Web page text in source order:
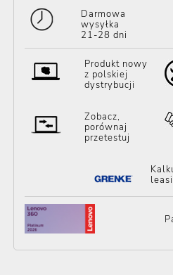
Darmowa
wysyłka
21-28 dni
Produkt nowy
z polskiej
dystrybucji
Zobacz,
porównaj
przetestuj